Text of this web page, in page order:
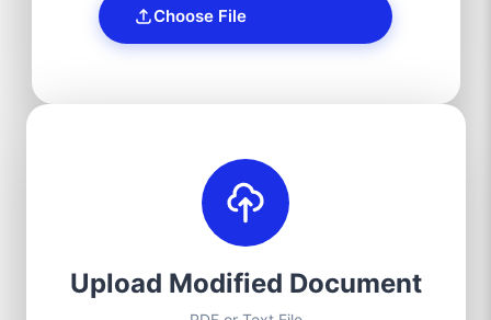
Choose File
Upload Modified Document